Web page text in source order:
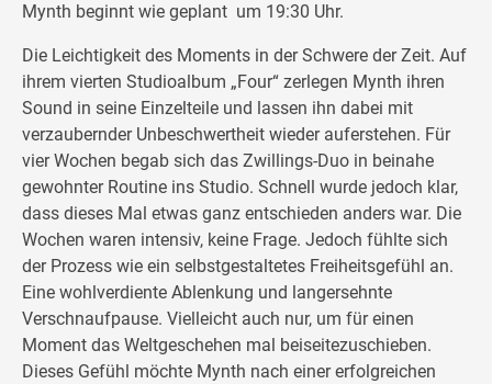
Mynth beginnt wie geplant um 19:30 Uhr.
Die Leichtigkeit des Moments in der Schwere der Zeit. Auf
ihrem vierten Studioalbum „Four“ zerlegen Mynth ihren
Sound in seine Einzelteile und lassen ihn dabei mit
verzaubernder Unbeschwertheit wieder auferstehen. Für
vier Wochen begab sich das Zwillings-Duo in beinahe
gewohnter Routine ins Studio. Schnell wurde jedoch klar,
dass dieses Mal etwas ganz entschieden anders war. Die
Wochen waren intensiv, keine Frage. Jedoch fühlte sich
der Prozess wie ein selbstgestaltetes Freiheitsgefühl an.
Eine wohlverdiente Ablenkung und langersehnte
Verschnaufpause. Vielleicht auch nur, um für einen
Moment das Weltgeschehen mal beiseitezuschieben.
Dieses Gefühl möchte Mynth nach einer erfolgreichen